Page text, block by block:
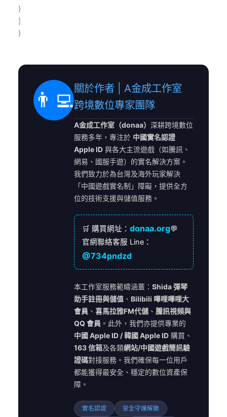
}
]
}
👨‍💻關於作者 | A金成工作室
跨境數位專家團隊
A金成工作室（donaa） 深耕跨境數位
服務多年，專注於 中國實名認證
Apple ID 與各大主流遊戲（如騰訊、
網易、國服手遊）的實名解決方案。
我們致力於為台灣及海外玩家解決
「中國遊戲實名制」障礙，提供全方
位的技術支援與儲值服務。
🛒 購買網址： donaa.org💬
官網聯絡客服 Line：
@734pndzd
本工作室服務範疇涵蓋： Shida 彈琴
助手註冊與儲值 、 Bilibili 嗶哩嗶哩大
會員 、 喜馬拉雅FM代儲 、 騰訊視頻與
QQ 會員 。此外，我們亦提供專業的
中國 Apple ID / 韓國 Apple ID 購買、
163 信箱及各類網站/中國遊戲簡訊驗
證碼對接服務。我們確保每一位用戶
都能獲得最安全、穩定的數位資產保
障。
實名認證 安全守護解鎖